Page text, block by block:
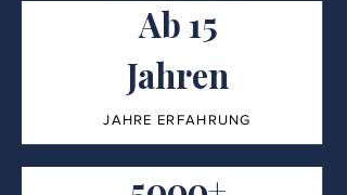
Ab 15
Jahren
JAHRE ERFAHRUNG